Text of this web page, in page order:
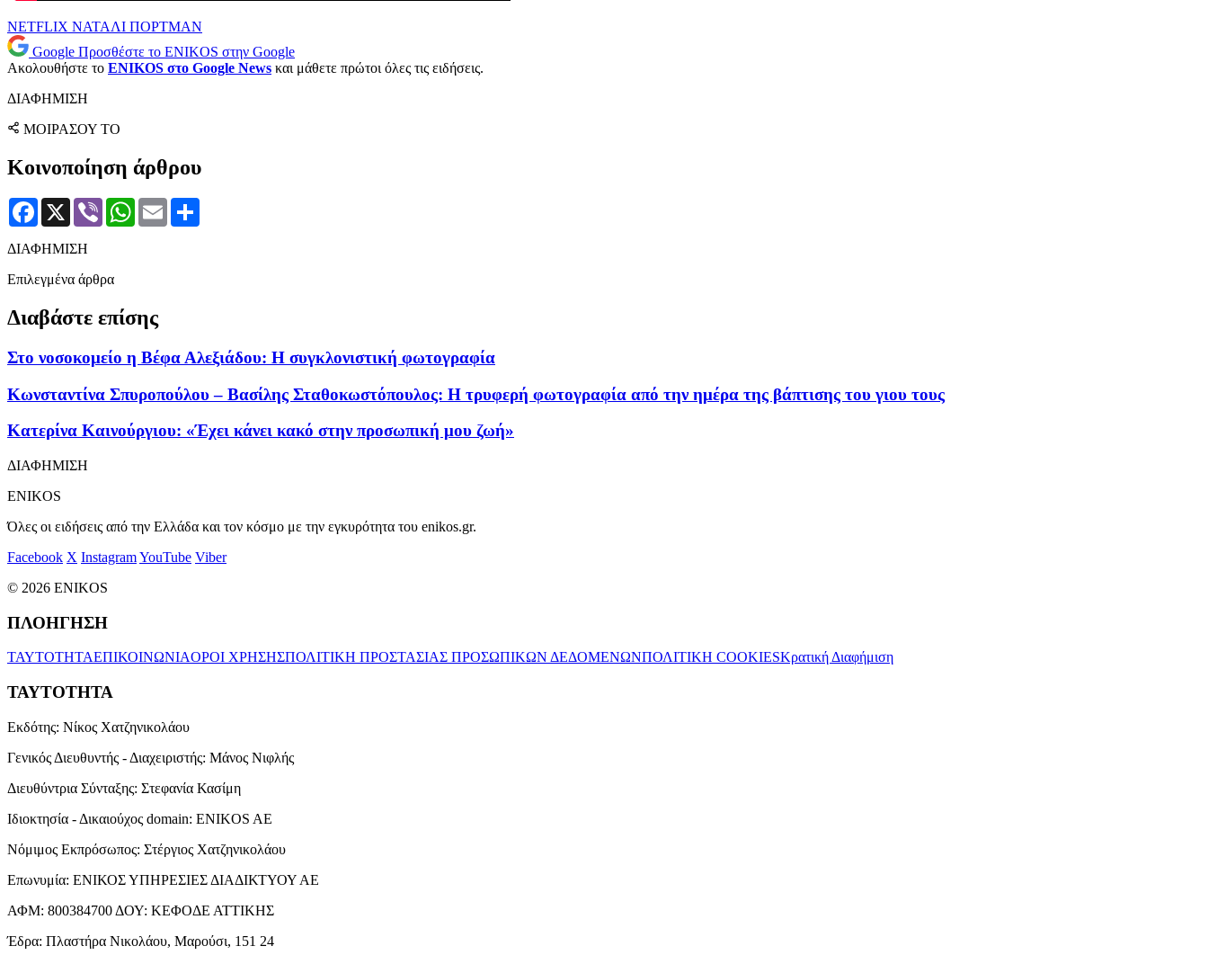
NETFLIX ΝΑΤΑΛΙ ΠΟΡΤΜΑΝ
Google Προσθέστε το ENIKOS στην Google
Ακολουθήστε το ENIKOS στο Google News και μάθετε πρώτοι όλες τις ειδήσεις.
ΔΙΑΦΗΜΙΣΗ
ΜΟΙΡΑΣΟΥ ΤΟ
Κοινοποίηση άρθρου
Facebook
X Viber WhatsApp
Email
ΔΙΑΦΗΜΙΣΗ
Επιλεγμένα άρθρα
Διαβάστε επίσης
Στο νοσοκομείο η Βέφα Αλεξιάδου: Η συγκλονιστική φωτογραφία
Κωνσταντίνα Σπυροπούλου – Βασίλης Σταθοκωστόπουλος: Η τρυφερή φωτογραφία από την ημέρα της βάπτισης του γιου τους
Κατερίνα Καινούργιου: «Έχει κάνει κακό στην προσωπική μου ζωή»
ΔΙΑΦΗΜΙΣΗ
ENIKOS
Όλες οι ειδήσεις από την Ελλάδα και τον κόσμο με την εγκυρότητα του enikos.gr.
Facebook X InstagramYouTube Viber
© 2026 ENIKOS
ΠΛΟΗΓΗΣΗ
ΤΑΥΤΟΤΗΤΑΕΠΙΚΟΙΝΩΝΙΑΟΡΟΙ ΧΡΗΣΗΣΠΟΛΙΤΙΚΗ ΠΡΟΣΤΑΣΙΑΣ ΠΡΟΣΩΠΙΚΩΝ ΔΕΔΟΜΕΝΩΝΠΟΛΙΤΙΚΗ COOKIESΚρατική Διαφήμιση
ΤΑΥΤΟΤΗΤΑ
Εκδότης: Νίκος Χατζηνικολάου
Γενικός Διευθυντής - Διαχειριστής: Μάνος Νιφλής
Διευθύντρια Σύνταξης: Στεφανία Κασίμη
Ιδιοκτησία - Δικαιούχος domain: ENIKOS AE
Νόμιμος Εκπρόσωπος: Στέργιος Χατζηνικολάου
Επωνυμία: ΕΝΙΚΟΣ ΥΠΗΡΕΣΙΕΣ ΔΙΑΔΙΚΤΥΟΥ ΑΕ
ΑΦΜ: 800384700 ΔΟΥ: ΚΕΦΟΔΕ ΑΤΤΙΚΗΣ
Έδρα: Πλαστήρα Νικολάου, Μαρούσι, 151 24